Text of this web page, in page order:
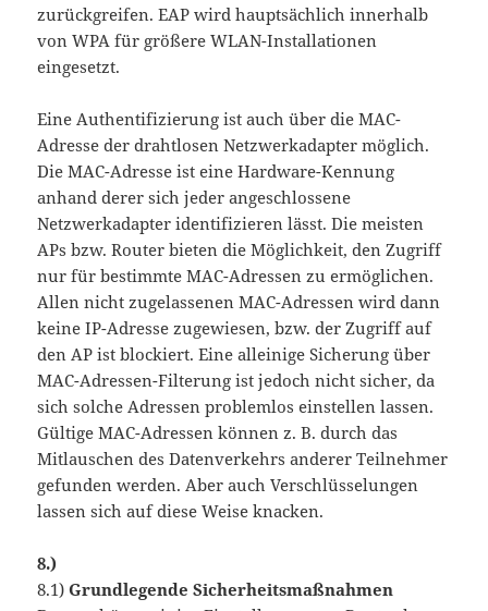
zurückgreifen. EAP wird hauptsächlich innerhalb
von WPA für größere WLAN-Installationen
eingesetzt.
Eine Authentifizierung ist auch über die MAC-
Adresse der drahtlosen Netzwerkadapter möglich.
Die MAC-Adresse ist eine Hardware-Kennung
anhand derer sich jeder angeschlossene
Netzwerkadapter identifizieren lässt. Die meisten
APs bzw. Router bieten die Möglichkeit, den Zugriff
nur für bestimmte MAC-Adressen zu ermöglichen.
Allen nicht zugelassenen MAC-Adressen wird dann
keine IP-Adresse zugewiesen, bzw. der Zugriff auf
den AP ist blockiert. Eine alleinige Sicherung über
MAC-Adressen-Filterung ist jedoch nicht sicher, da
sich solche Adressen problemlos einstellen lassen.
Gültige MAC-Adressen können z. B. durch das
Mitlauschen des Datenverkehrs anderer Teilnehmer
gefunden werden. Aber auch Verschlüsselungen
lassen sich auf diese Weise knacken.
8.)
8.1)Grundlegende Sicherheitsmaßnahmen